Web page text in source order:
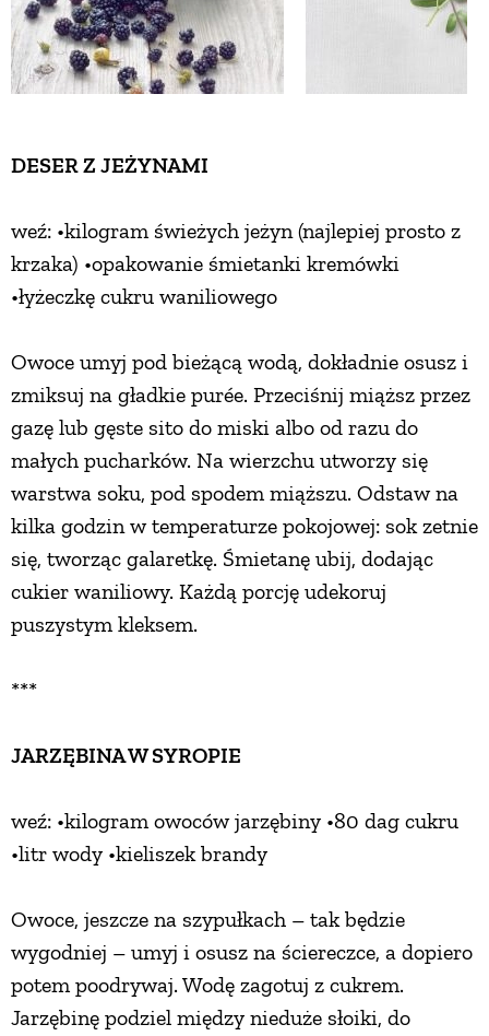
DESER Z JEŻYNAMI
weź: •kilogram świeżych jeżyn (najlepiej prosto z
krzaka) •opakowanie śmietanki kremówki
•łyżeczkę cukru waniliowego
Owoce umyj pod bieżącą wodą, dokładnie osusz i
zmiksuj na gładkie purée. Przeciśnij miąższ przez
gazę lub gęste sito do miski albo od razu do
małych pucharków. Na wierzchu utworzy się
warstwa soku, pod spodem miąższu. Odstaw na
kilka godzin w temperaturze pokojowej: sok zetnie
się, tworząc galaretkę. Śmietanę ubij, dodając
cukier waniliowy. Każdą porcję udekoruj
puszystym kleksem.
***
JARZĘBINA W SYROPIE
weź: •kilogram owoców jarzębiny •80 dag cukru
•litr wody •kieliszek brandy
Owoce, jeszcze na szypułkach – tak będzie
wygodniej – umyj i osusz na ściereczce, a dopiero
potem poodrywaj. Wodę zagotuj z cukrem.
Jarzębinę podziel między nieduże słoiki, do
KRAJOBRAZ
RĘKODZIEŁO
ZWYCZAJE
ZRÓB TO SAM
PRZEPISY
ŚNIADANIA
PRZYSTAWKI
ZUPY
DANIA GŁÓWNE
DODATKI
PRZETWORY
INNE